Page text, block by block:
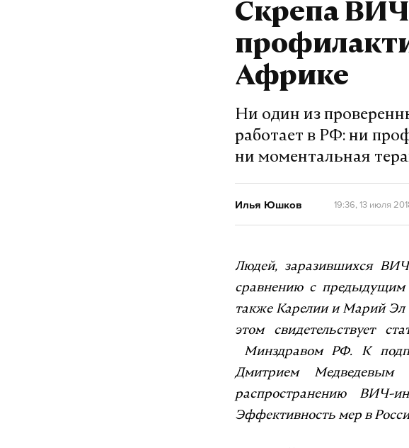
Скрепа ВИЧ
Африке
Ни один из
работает в РФ: ни
ни моментальная
Илья Юшков 19:36, 13 июля
Людей, заразившихся
сравнению с предыдущим
также Карелии и Марий Эл
этом свидетельствует
Минздравом РФ. К
Дмитрием Медведевым
распространению ВИЧ-
Эффективность мер в